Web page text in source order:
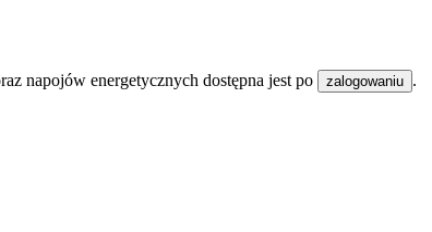
napojów energetycznych dostępna jest po zalogowaniu .